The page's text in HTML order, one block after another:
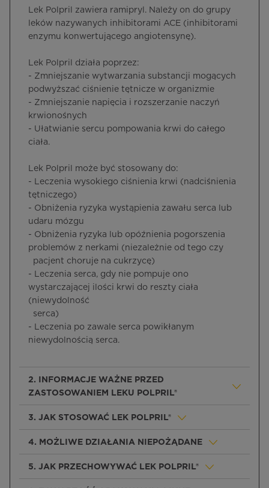
Lek Polpril zawiera ramipryl. Należy on do grupy
leków nazywanych inhibitorami ACE (inhibitorami
enzymu konwertującego angiotensynę).
Lek Polpril działa poprzez:
- Zmniejszanie wytwarzania substancji mogących
podwyższać ciśnienie tętnicze w organizmie
- Zmniejszanie napięcia i rozszerzanie naczyń
krwionośnych
- Ułatwianie sercu pompowania krwi do całego
ciała.
Lek Polpril może być stosowany do:
- Leczenia wysokiego ciśnienia krwi (nadciśnienia
tętniczego)
- Obniżenia ryzyka wystąpienia zawału serca lub
udaru mózgu
- Obniżenia ryzyka lub opóźnienia pogorszenia
problemów z nerkami (niezależnie od tego czy
pacjent choruje na cukrzycę)
- Leczenia serca, gdy nie pompuje ono
wystarczającej ilości krwi do reszty ciała
(niewydolność
serca)
- Leczenia po zawale serca powikłanym
niewydolnością serca.
2. INFORMACJE WAŻNE PRZED
ZASTOSOWANIEM LEKU POLPRIL®
3. JAK STOSOWAĆ LEK POLPRIL®
4. MOŻLIWE DZIAŁANIA NIEPOŻĄDANE
5. JAK PRZECHOWYWAĆ LEK POLPRIL®